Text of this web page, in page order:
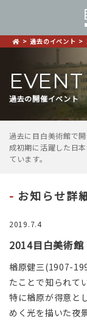
過去のイベント
EVENT
過去の開催イベント
過去に目白美術館で
成初期に活躍した日
ています。
お知らせ詳
2019.7.4
2014目白美術館
楢原健三(1907-
たことで知られて
特に楢原が得意と
めく光を描いた夜